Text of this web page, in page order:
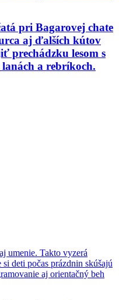
pri Bagarovej chate
aj ďalších kútov
prechádzku lesom s
a rebríkoch.